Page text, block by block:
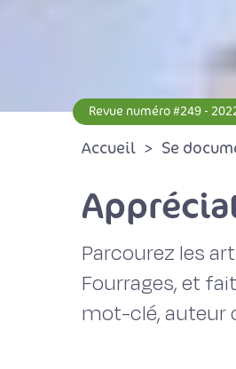
Revue numéro #249 -
Accueil Se
Parcourez les
Fourrages, et
mot-clé, auteur